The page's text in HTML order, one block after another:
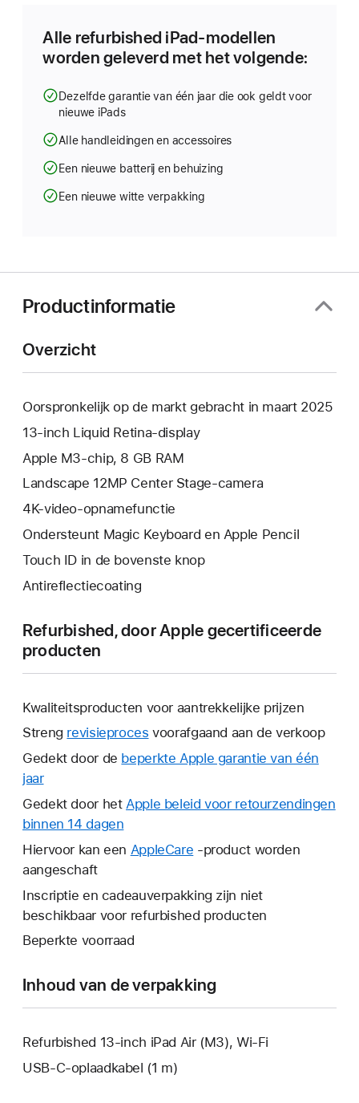
geopend)
Alle refurbished iPad-modellen
worden geleverd met het volgende:
Dezelfde garantie van één jaar die ook geldt voor
nieuwe iPads
Alle handleidingen en accessoires
Een nieuwe batterij en behuizing
Een nieuwe witte verpakking
Productinformatie
Overzicht
Oorspronkelijk op de markt gebracht in maart 2025
13‑inch Liquid Retina-display
Apple M3‑chip, 8 GB RAM
Landscape 12MP Center Stage-camera
4K-video-opnamefunctie
Ondersteunt Magic Keyboard en Apple Pencil
Touch ID in de bovenste knop
Anti­reflectie­­­coating
Refurbished, door Apple gecertificeerde
producten
Kwaliteitsproducten voor aantrekkelijke prijzen
Streng revisieproces voorafgaand aan de verkoop
Gedekt door de beperkte Apple garantie van één
jaarHierdoor
wordt
er
nieuw
venster
geopend.
Gedekt door het Apple beleid voor retourzendingen
binnen 14 dagen
wordt
nieuw
venster
geopend.
Hiervoor kan een AppleCare Hierdoor
er
een
-product worden
aangeschaft
Inscriptie en cadeauverpakking zijn niet
beschikbaar voor refurbished producten
Beperkte voorraad
Inhoud van de verpakking
Refurbished 13‑inch iPad Air (M3), Wi-Fi
USB‑C-oplaadkabel (1 m)